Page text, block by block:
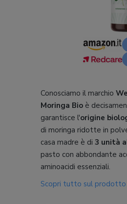
Conosciamo il marchio
Moringa Bio è
garantisce l'origine
di moringa ridotte in
casa madre è di 3 unità
pasto con abbondante
aminoacidi essenziali.
Scopri tutto sul prodotto